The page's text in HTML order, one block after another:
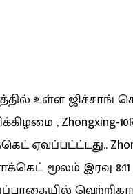
உள்ள
,
ஏவப்பட்ட்டது..
மூலம் இரவு